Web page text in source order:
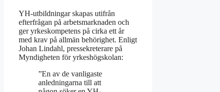
YH-utbildningar skapas utifrån
efterfrågan på arbetsmarknaden och
ger yrkeskompetens på cirka ett år
med krav på allmän behörighet. Enligt
Johan Lindahl, pressekreterare på
Myndigheten för yrkeshögskolan:
”En av de vanligaste
anledningarna till att